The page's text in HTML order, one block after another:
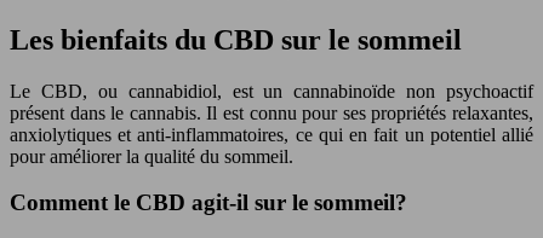
Les bienfaits du CBD sur le sommeil
Le CBD, ou cannabidiol, est un cannabinoïde non psychoactif
présent dans le cannabis. Il est connu pour ses propriétés relaxantes,
anxiolytiques et anti-inflammatoires, ce qui en fait un potentiel allié
pour améliorer la qualité du sommeil.
Comment le CBD agit-il sur le sommeil?